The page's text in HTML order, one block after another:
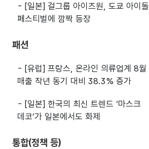
- [일본] 걸그룹 아이즈원, 도쿄 아이돌
페스티벌에 깜짝 등장
패션
- [유럽] 프랑스, 온라인 의류업계 8월
매출 작년 동기 대비 38.3% 증가
- [일본] 한국의 최신 트렌드 ‘마스크
데코’가 일본에서도 화제
통합(정책 등)